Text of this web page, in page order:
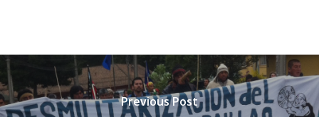
Previous Post